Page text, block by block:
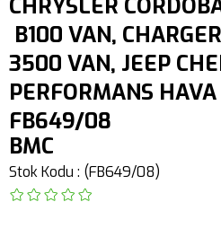
CHRYSLER
B100 VAN,
3500 VAN, JEEP
PERFORMANS
FB649/08
BMC
Stok Kodu (FB649/08)